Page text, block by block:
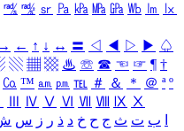
㎮ ㎯ ㏛ ㎩ ㎪ ㎫ ㎬ ㏝ ㏐
㏓
→ ← ↑ ↓ ↔ 〓 ◁ ◀ ▷ ▶ ♤
▧ ▦ ▩ ♨ ☏ ☎ ☜ ☞ ¶ †
㏇ ™ ㏂ ㏘ ℡ ＃ ＆ ＊ ＠ ª º
Ⅳ Ⅴ Ⅵ Ⅶ Ⅷ Ⅸ Ⅹ
ب ت ث ج ح خ د ذ ر ز س